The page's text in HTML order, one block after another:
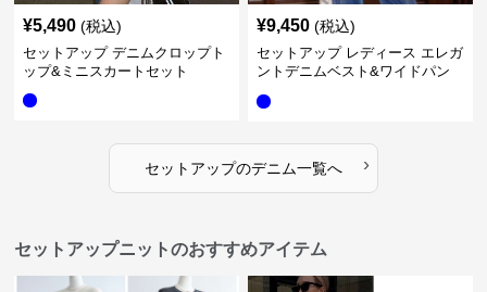
¥5,490 (税込)
セットアップ デニムクロップト
ップ&ミニスカートセット
¥9,450 (税込)
セットアップ レディース エレガ
ントデニムベスト&ワイドパン
セットアップのデニム一覧へ ›
セットアップニットのおすすめアイテム